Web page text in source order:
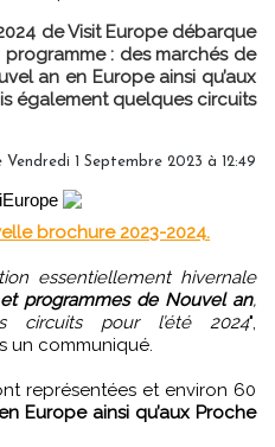
de Visit Europe débarque
: des marchés de
an en Europe ainsi qu’aux
également quelques circuits
Vendredi 1 Septembre 2023 à 12:49
brochure 2023-2024.
essentiellement hivernale
programmes de Nouvel an,
circuits pour l’été 2024",
un communiqué.
représentées et environ 60
Europe ainsi qu’aux Proche